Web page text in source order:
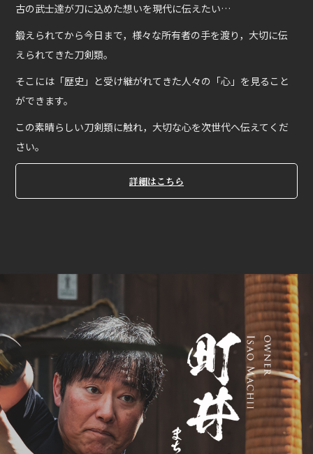
古の武士達が刀に込めた想いを現代に伝えたい…
鍛えられてから今日まで，様々な所有者の手を渡り，大切に伝
えられてきた刀剣類。
そこには「歴史」と受け継がれてきた人々の「心」を見ること
ができます。
この素晴らしい刀剣類に触れ，大切な心を次世代へ伝えてくだ
さい。
詳細はこちら